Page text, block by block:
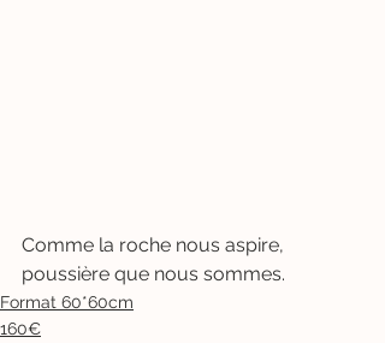
Comme la roche nous aspire,
poussière que nous sommes.
Format 60*60cm
160€